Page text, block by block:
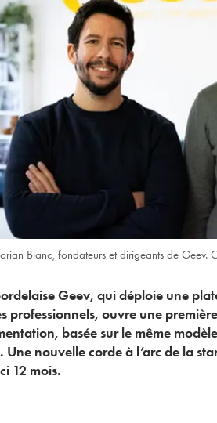
Blanc, fondateurs et dirigeants de Geev.
Geev, qui déploie une
professionnels, ouvre une
basée sur le même
Une nouvelle corde à l’arc de la
12 mois.